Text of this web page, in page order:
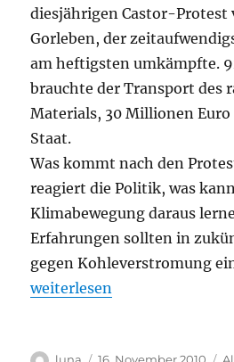
diesjährigen Castor-Protest
Gorleben, der
am heftigsten umkämpfte.
brauchte der Transport des
Materials, 30 Millionen
Staat.
Was kommt nach den
reagiert die Politik, was
Klimabewegung daraus
Erfahrungen sollten in
gegen Kohleverstromung
„Castor, und dann?“
weiterlesen
Autor Veröffentlicht